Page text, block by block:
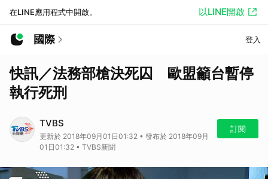
在LINE應用程式中開啟。 以LINE開啟
國際 登入
快訊／法務部槍決死囚 歐盟籲台暫停
執行死刑
TVBS
更新於 2018年09月01日01:32 • 發布於 2018年09月
01日01:32 • TVBS新聞
訂閱